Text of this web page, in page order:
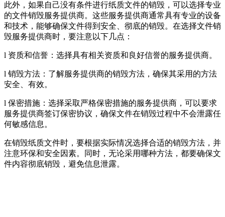
此外，如果自己没有条件进行纸质文件的销毁，可以选择专业
的文件销毁服务提供商。这些服务提供商通常具有专业的设备
和技术，能够确保文件得到安全、彻底的销毁。在选择文件销
毁服务提供商时，要注意以下几点：
l 资质和信誉：选择具有相关资质和良好信誉的服务提供商。
l 销毁方法：了解服务提供商的销毁方法，确保其采用的方法
安全、有效。
l 保密措施：选择采取严格保密措施的服务提供商，可以要求
服务提供商签订保密协议，确保文件在销毁过程中不会泄露任
何敏感信息。
在销毁纸质文件时，要根据实际情况选择合适的销毁方法，并
注意环保和安全因素。同时，无论采用哪种方法，都要确保文
件内容彻底销毁，避免信息泄露。